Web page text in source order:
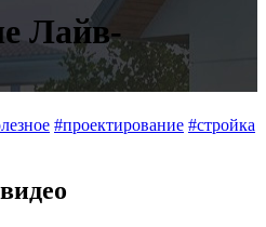
Лайв-
#проектирование #стройка